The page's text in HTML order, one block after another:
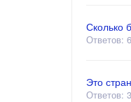
Сколько
Ответов: 6
Это
Ответов: 3